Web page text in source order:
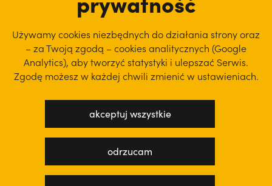
Używamy cookies niezbędnych do działania strony oraz
– za Twoją zgodą – cookies analitycznych (Google
Analytics), abytworzyć statystyki i ulepszać Serwis.
Zgodę możesz w każdej chwili zmienić w ustawieniach.
akceptuj wszystkie
odrzucam